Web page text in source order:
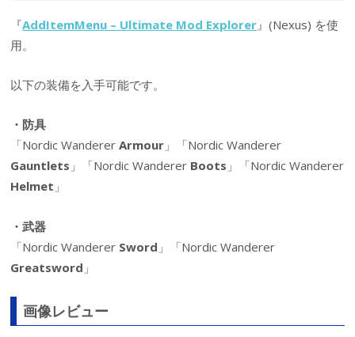
『AddItemMenu – Ultimate Mod Explorer 』(Nexus) を使
用。
以下の装備を入手可能です。
・防具
「Nordic WandererArmour 」「Nordic Wanderer
Gauntlets 」「Nordic Wanderer Boots 」「Nordic Wanderer
Helmet 」
・武器
「Nordic Wanderer Sword 」「Nordic Wanderer
Greatsword 」
画像レビュー